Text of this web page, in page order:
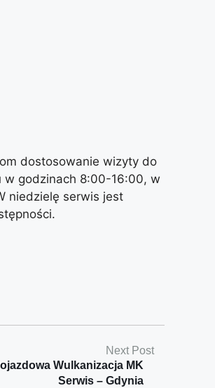
dostosowanie wizyty do
w godzinach 8:00-16:00, w
niedzielę serwis jest
Next Post
Wulkanizacja MK
Serwis – Gdynia